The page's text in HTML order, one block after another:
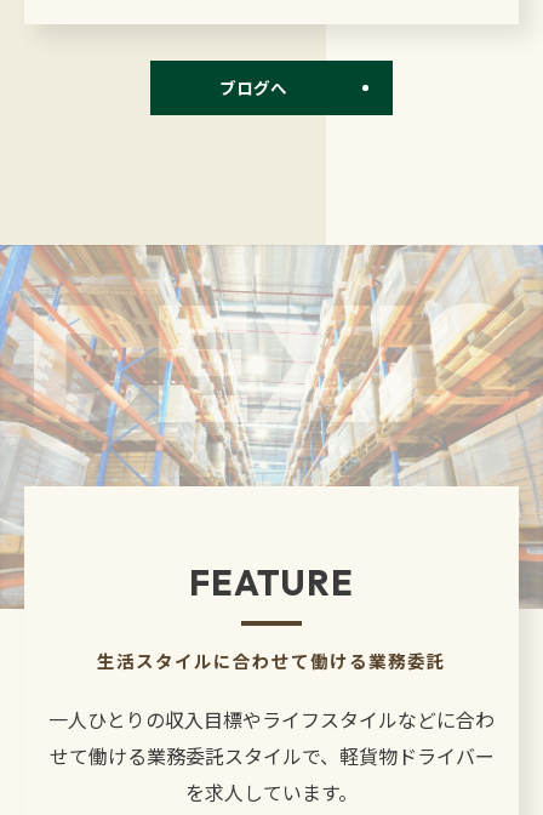
ブログへ
生活スタイルに合わせて働ける業務委託
FEATURE
一人ひとりの収入目標やライフスタイルなどに合わ
せて働ける業務委託スタイルで、軽貨物ドライバー
を求人しています。